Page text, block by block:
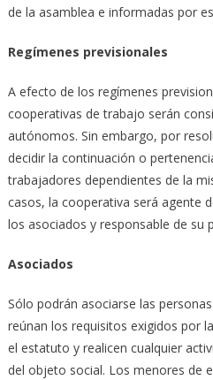
de la asamblea e informadas por
Regímenes previsionales
A efecto de los regímenes
cooperativas de trabajo serán
autónomos. Sin embargo, por
decidir la continuación o
trabajadores dependientes de la
casos, la cooperativa será agente
los asociados y responsable de su
Asociados
Sólo podrán asociarse las
reúnan los requisitos exigidos por
el estatuto y realicen cualquier
del objeto social. Los menores de